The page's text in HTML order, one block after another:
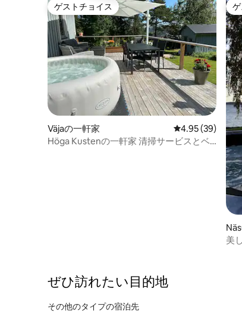
ゲストチョイス
ゲストチョイス
Väjaの一軒家 レビュー39件、
4.95 (39)
Höga Kustenの一軒家 清掃サービスとベ
美
ぜひ訪⁠れ⁠た⁠い目⁠的⁠地
その他のタ⁠イ⁠プ⁠の宿⁠泊⁠先